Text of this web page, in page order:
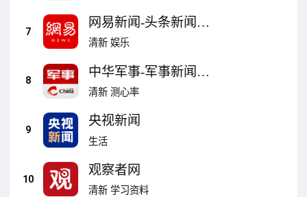
7
网易新闻-头条新闻视
频资讯平台
清新 娱乐
8
中华军事-军事新闻移
动平台
清新 测心率
9
央视新闻
生活
10
观察者网
清新 学习资料